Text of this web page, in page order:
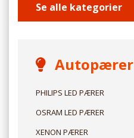
Se alle kategorier
Autopærer
PHILIPS LED PÆRER
OSRAM LED PÆRER
XENON PÆRER